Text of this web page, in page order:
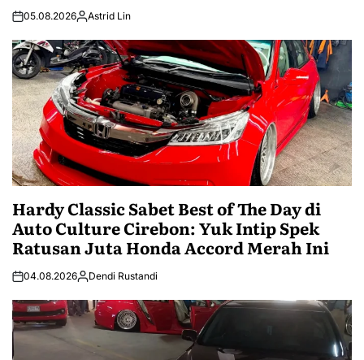
05.08.2026 Astrid Lin
Hardy Classic Sabet Best of The Day di
Auto Culture Cirebon: Yuk Intip Spek
Ratusan Juta Honda Accord Merah Ini
04.08.2026 Dendi Rustandi